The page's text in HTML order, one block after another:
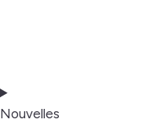
Nouvelles